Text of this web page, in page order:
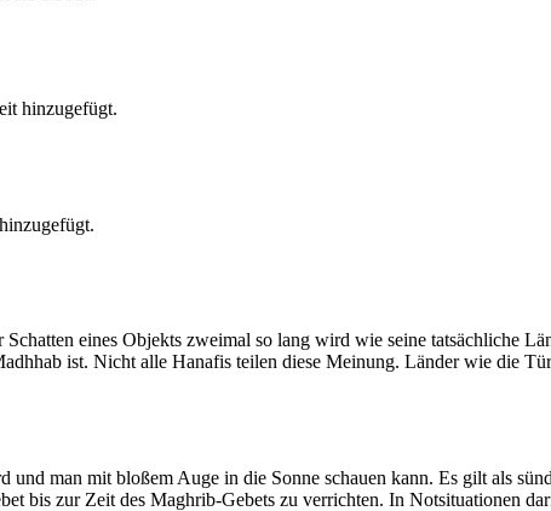
hinzugefügt.
eines Objekts zweimal so lang wird wie seine tatsächliche
ist. Nicht alle Hanafis teilen diese Meinung. Länder wie die
man mit bloßem Auge in die Sonne schauen kann. Es gilt als
bis zur Zeit des Maghrib-Gebets zu verrichten. In Notsituationen